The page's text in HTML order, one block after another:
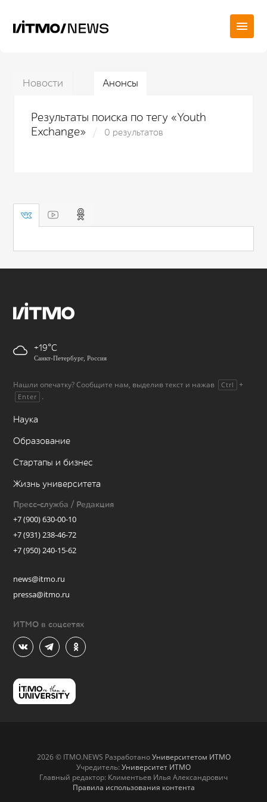
Новости Анонсы
Результаты поиска по тегу «Youth
Exchange»
0 результатов
+19
Санкт-Петербург, Россия
Нашли опечатку? Сообщите нам, выделив текст и нажав Ctrl +
Enter .
Наука
Образование
Стартапы и бизнес
Жизнь университета
Пресс-служба / Редакция
+7 (900) 630-00-10
+7 (931) 238-46-72
+7 (950) 240-15-62
news@itmo.ru
pressa@itmo.ru
ИТМО в соцсетях
2026 © ITMO.NEWS РазработаноУниверситетом ИТМО
Учредитель: Университет ИТМО
Главный редактор: Климентьев Илья Александрович
Правила использования контента